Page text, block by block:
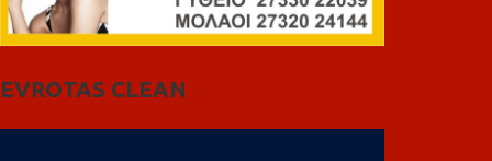
EVROTAS CLEAN